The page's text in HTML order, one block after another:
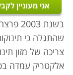
אני מעוניין
בשנת
שהתגלה כי
אלקטריק עמדה